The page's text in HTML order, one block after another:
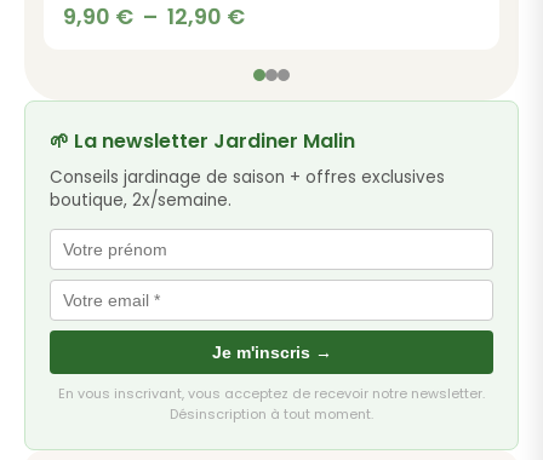
9,90 € – 12,90 €Plage
prix :
9,90 €
à
12,90 €
🌱 La newsletter Jardiner Malin
Conseils jardinage de saison + offres exclusives
boutique, 2x/semaine.
Je m'inscris →
En vous inscrivant, vous acceptez de recevoir notre newsletter.
Désinscription à tout moment.